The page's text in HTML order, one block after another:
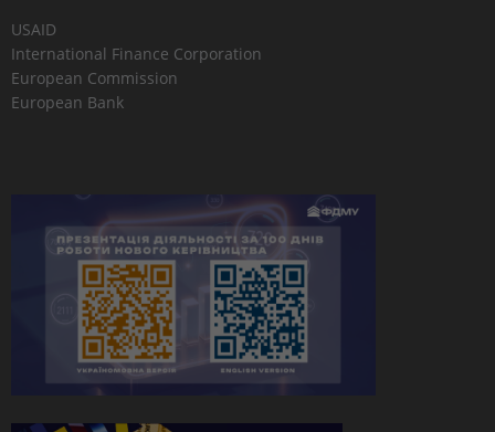
USAID
International Finance Corporation
European Commission
European Bank